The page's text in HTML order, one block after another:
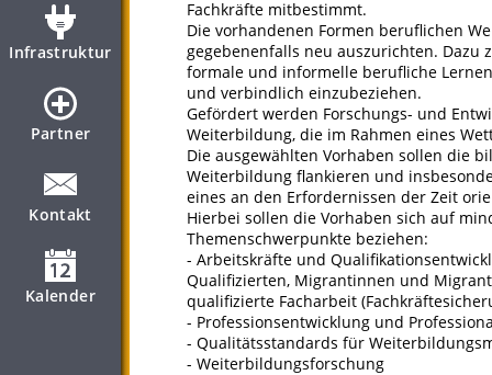
Infrastruktur
Partner
Kontakt
Kalender
Fachkräfte mitbestimmt.
Die vorhandenen Formen beruflichen
gegebenenfalls neu auszurichten.
formale und informelle berufliche
und verbindlich einzubeziehen.
Gefördert werden Forschungs- und
Weiterbildung, die im Rahmen eines
Die ausgewählten Vorhaben sollen die
Weiterbildung flankieren und
eines an den Erfordernissen der Zeit
Hierbei sollen die Vorhaben sich auf
Themenschwerpunkte beziehen:
- Arbeitskräfte und
Qualifizierten, ­Migrantinnen und
qualifizierte Facharbeit
- Professionsentwicklung und
- Qualitätsstandards für
- Weiterbildungsforschung